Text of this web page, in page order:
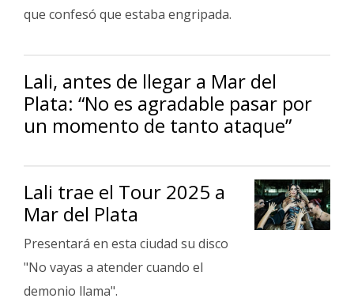
que confesó que estaba engripada.
Lali, antes de llegar a Mar del
Plata: “No es agradable pasar por
un momento de tanto ataque”
Lali trae el Tour 2025 a
Mar del Plata
Presentará en esta ciudad su disco
"No vayas a atender cuando el
demonio llama".